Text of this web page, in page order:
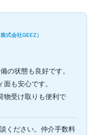
式会社GEEZ）
の状態も良好です。
も安心です。
物受け取りも便利で
ください。仲介手数料